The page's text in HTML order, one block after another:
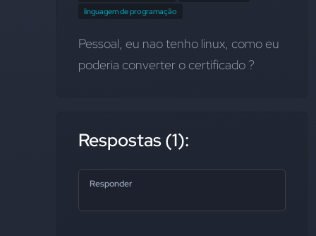
linguagem de programação
Pessoal, eu nao tenho linux, como eu
poderia converter o certificado ?
Respostas (1):
Responder